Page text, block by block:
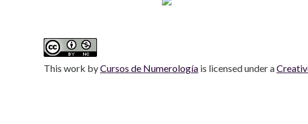
This work byCursos de Numerología is licensed under a